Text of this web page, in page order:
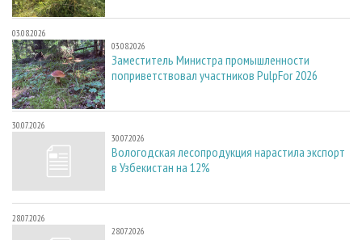
03.08.2026
03.08.2026
Заместитель Министра промышленности
поприветствовал участников PulpFor 2026
30.07.2026
30.07.2026
Вологодская лесопродукция нарастила экспорт
в Узбекистан на 12%
28.07.2026
28.07.2026